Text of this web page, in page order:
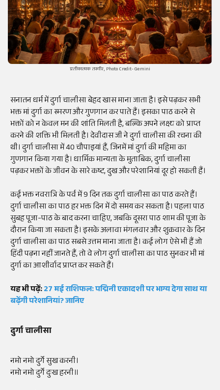
प्रतीकात्मक तस्वीर, Photo Credit- Gemini
सनातन धर्म में दुर्गा चालीसा बेहद खास माना जाता है। इसे पढ़कर सभी
भक्त मां दुर्गा का स्मरण और गुणगान कर पाते हैं। इसका पाठ करने से
भक्तों को न केवल मन की शांति मिलती है, बल्कि अपने लक्ष्य को प्राप्त
करने की शक्ति भी मिलती है। देवीदास जी ने दुर्गा चालीसा की रचना की
थी। दुर्गा चालीसा में 40 चौपाइयां हैं, जिनमें मां दुर्गा की महिमा का
गुणगान किया गया है। धार्मिक मान्यता के मुताबिक, दुर्गा चालीसा
पढ़कर भक्तों के जीवन के सारे कष्ट, दुख और परेशानियां दूर हो सकती हैं।
कई भक्त नवरात्रि के पर्व में 9 दिन तक दुर्गा चालीसा का पाठ करते हैं।
दुर्गा चालीसा का पाठ हर भक्त दिन में दो समय कर सकता है। पहला पाठ
सुबह पूजा-पाठ के बाद करना चाहिए, जबकि दूसरा पाठ शाम की पूजा के
दौरान किया जा सकता है। इसके अलावा मंगलवार और शुक्रवार के दिन
दुर्गा चालीसा का पाठ सबसे उत्तम माना जाता है। कई लोग ऐसे भी हैं जो
हिंदी पढ़ना नहीं जानते हैं, तो वे लोग दुर्गा चालीसा का पाठ सुनकर भी मां
दुर्गा का आशीर्वाद प्राप्त कर सकते हैं।
यह भी पढ़ें:27 मई राशिफल: पद्मिनी एकादशी पर भाग्य देगा साथ या
बढ़ेंगी परेशानियां? जानिए
दुर्गा चालीसा
नमो नमो दुर्गे सुख करनी।
नमो नमो दुर्गे दुःख हरनी॥